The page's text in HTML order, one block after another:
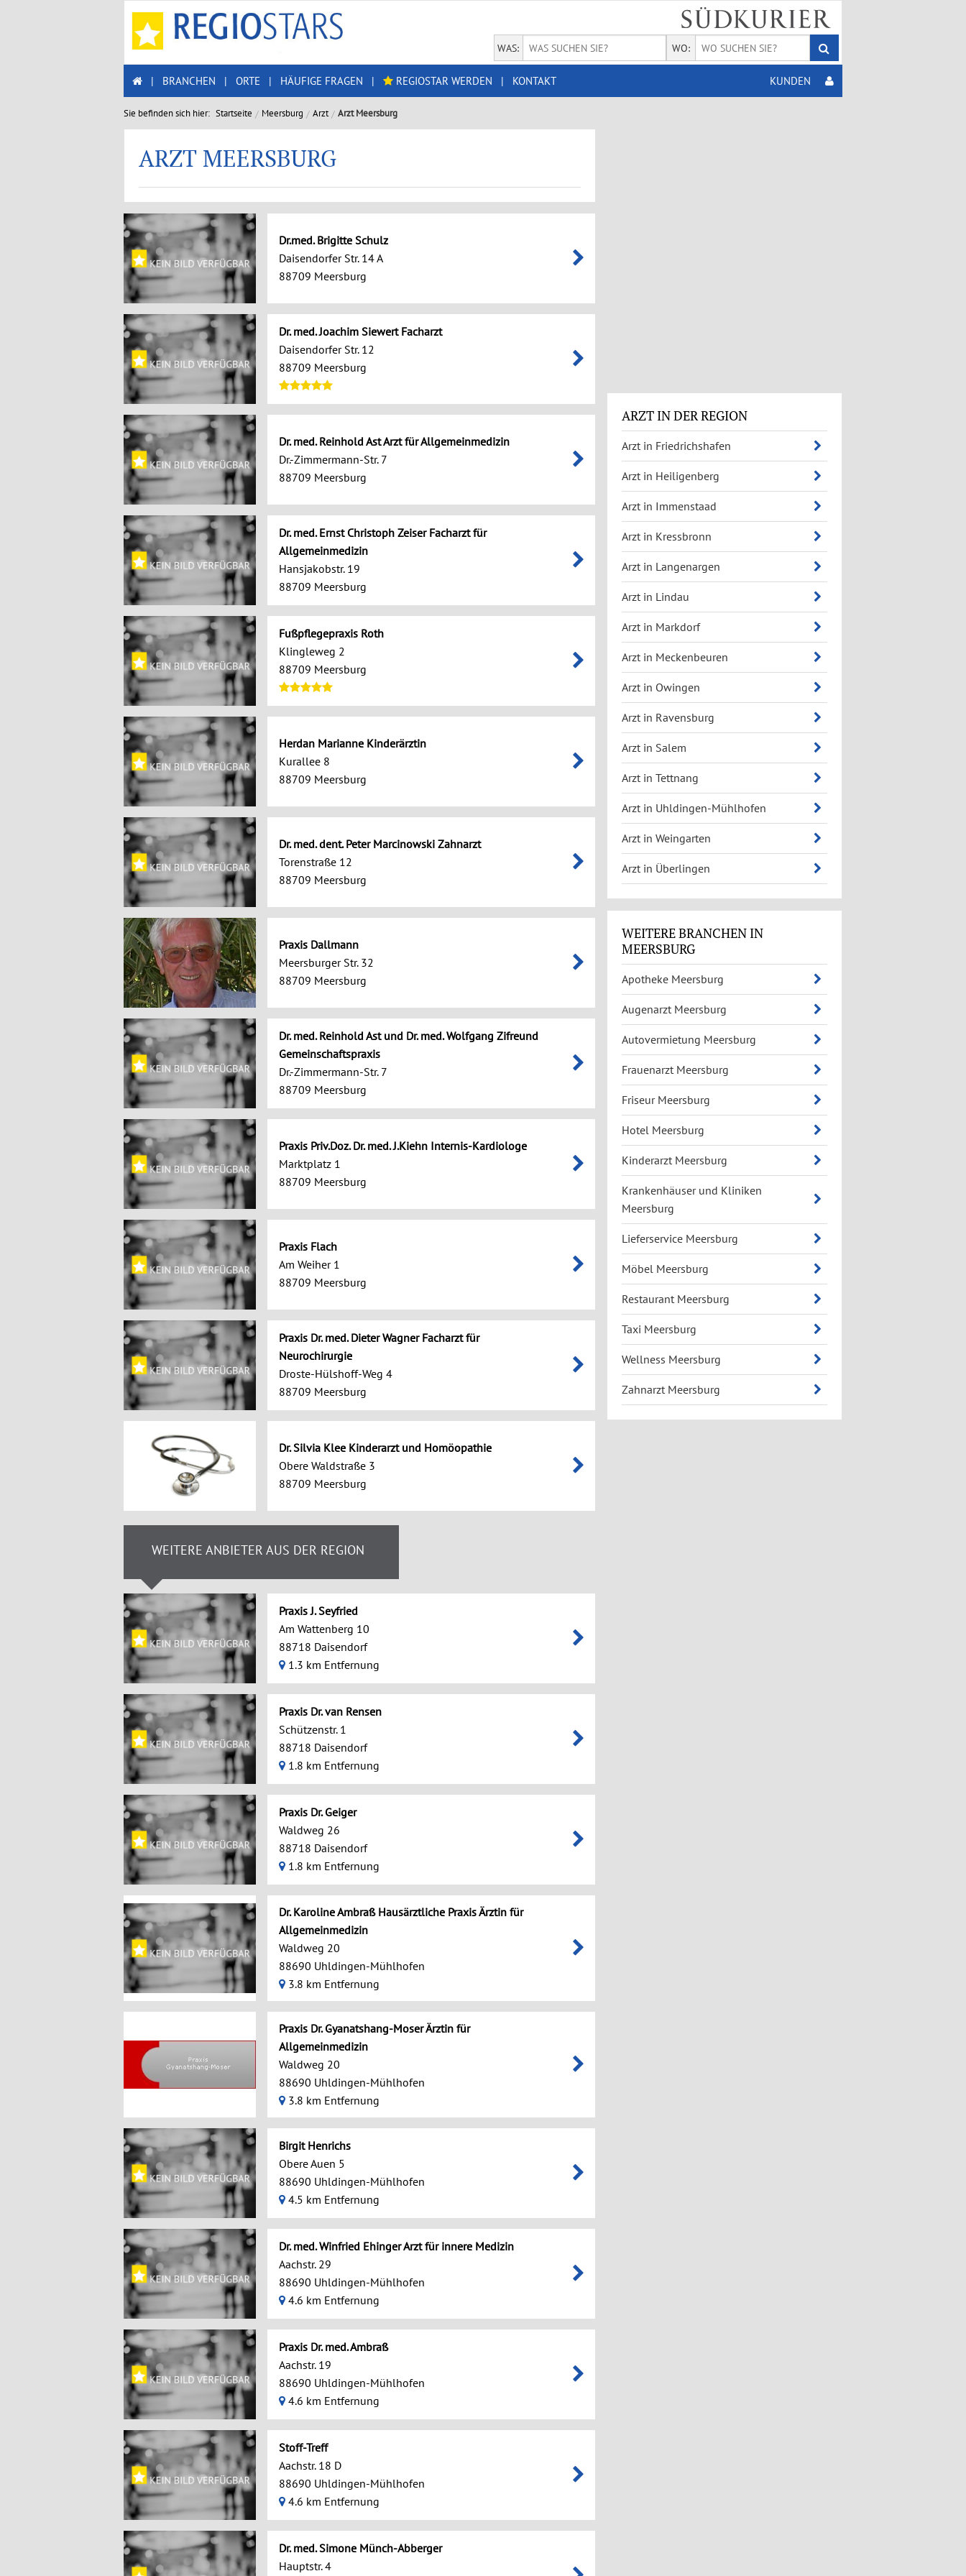
WAS: WO:
| BRANCHEN | ORTE | HÄUFIGE FRAGEN | REGIOSTAR WERDEN | KONTAKT KUNDEN
Sie befinden sich hier: Startseite Meersburg Arzt Arzt Meersburg
ARZT MEERSBURG
Dr.med. Brigitte Schulz
Daisendorfer Str. 14 A
88709 Meersburg
Dr. med. Joachim Siewert Facharzt
Daisendorfer Str. 12
88709 Meersburg
Dr. med. Reinhold Ast Arzt für Allgemeinmedizin
Dr.-Zimmermann-Str. 7
88709 Meersburg
Dr. med. Ernst Christoph Zeiser Facharzt für
Allgemeinmedizin
Hansjakobstr. 19
88709 Meersburg
Fußpflegepraxis Roth
Klingleweg 2
88709 Meersburg
Herdan Marianne Kinderärztin
Kurallee 8
88709 Meersburg
Dr. med. dent. Peter Marcinowski Zahnarzt
Torenstraße 12
88709 Meersburg
Praxis Dallmann
Meersburger Str. 32
88709 Meersburg
Dr. med. Reinhold Ast und Dr. med. Wolfgang Zifreund
Gemeinschaftspraxis
Dr.-Zimmermann-Str. 7
88709 Meersburg
Praxis Priv.Doz. Dr. med. J.Kiehn Internis-Kardiologe
Marktplatz 1
88709 Meersburg
Praxis Flach
Am Weiher 1
88709 Meersburg
Praxis Dr. med. Dieter Wagner Facharzt für
Neurochirurgie
Droste-Hülshoff-Weg 4
88709 Meersburg
Dr. Silvia Klee Kinderarzt und Homöopathie
Obere Waldstraße 3
88709 Meersburg
WEITERE ANBIETER AUS DER REGION
Praxis J. Seyfried
Am Wattenberg 10
88718 Daisendorf
1.3 km Entfernung
Praxis Dr. van Rensen
Schützenstr. 1
88718 Daisendorf
1.8 km Entfernung
Praxis Dr. Geiger
Waldweg 26
88718 Daisendorf
1.8 km Entfernung
Dr. Karoline Ambraß Hausärztliche Praxis Ärztin für
Allgemeinmedizin
Waldweg 20
88690 Uhldingen-Mühlhofen
3.8 km Entfernung
Praxis Dr. Gyanatshang-Moser Ärztin für
Allgemeinmedizin
Waldweg 20
88690 Uhldingen-Mühlhofen
3.8 km Entfernung
Birgit Henrichs
Obere Auen 5
88690 Uhldingen-Mühlhofen
4.5 km Entfernung
Dr. med. Winfried Ehinger Arzt für innere Medizin
Aachstr. 29
88690 Uhldingen-Mühlhofen
4.6 km Entfernung
Praxis Dr. med. Ambraß
Aachstr. 19
88690 Uhldingen-Mühlhofen
4.6 km Entfernung
Stoff-Treff
Aachstr. 18 D
88690 Uhldingen-Mühlhofen
4.6 km Entfernung
Dr. med. Simone Münch-Abberger
Hauptstr. 4
ARZT IN DER REGION
Arzt in Friedrichshafen
Arzt in Heiligenberg
Arzt in Immenstaad
Arzt in Kressbronn
Arzt in Langenargen
Arzt in Lindau
Arzt in Markdorf
Arzt in Meckenbeuren
Arzt in Owingen
Arzt in Ravensburg
Arzt in Salem
Arzt in Tettnang
Arzt in Uhldingen-Mühlhofen
Arzt in Weingarten
Arzt in Überlingen
WEITERE BRANCHEN IN
MEERSBURG
Apotheke Meersburg
Augenarzt Meersburg
Autovermietung Meersburg
Frauenarzt Meersburg
Friseur Meersburg
Hotel Meersburg
Kinderarzt Meersburg
Krankenhäuser und Kliniken
Meersburg
Lieferservice Meersburg
Möbel Meersburg
Restaurant Meersburg
Taxi Meersburg
Wellness Meersburg
Zahnarzt Meersburg